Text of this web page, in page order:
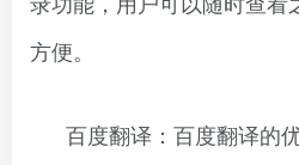
方便。
百度翻译：百度翻译的